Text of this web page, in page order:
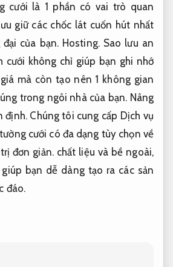
cưới là 1 phần có vai trò quan
giữ các chốc lát cuốn hút nhất
của bạn. Hosting. Sao lưu an
cưới không chỉ giúp bạn ghi nhớ
mà còn tạo nên 1 không gian
trong ngôi nhà của bạn. Nâng
định.Chúng tôi cung cấp Dịch vụ
cưới có đa dạng tùy chọn về
đơn giản.chất liệu và bề ngoài,
giúp bạn dễ dàng tạo ra các sản
đáo.